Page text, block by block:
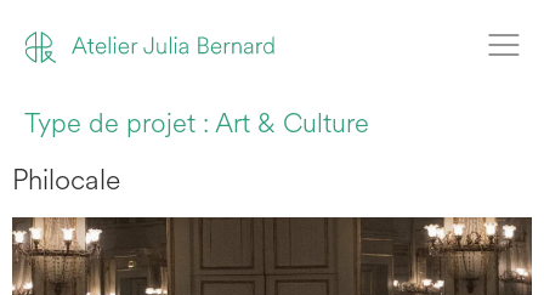
Type de projet :Art & Culture
Philocale